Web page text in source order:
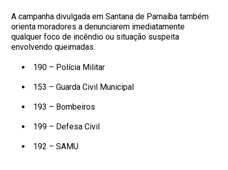
A campanha divulgada em Santana de Parnaíba também
orienta moradores a denunciarem imediatamente
qualquer foco de incêndio ou situação suspeita
envolvendo queimadas.
190 – Polícia Militar
153 – Guarda Civil Municipal
193 – Bombeiros
199 – Defesa Civil
192 – SAMU